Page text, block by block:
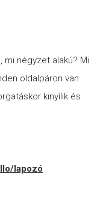
mi négyzet alakú? Mi
oldalpáron van
kinyílik és
lapozó